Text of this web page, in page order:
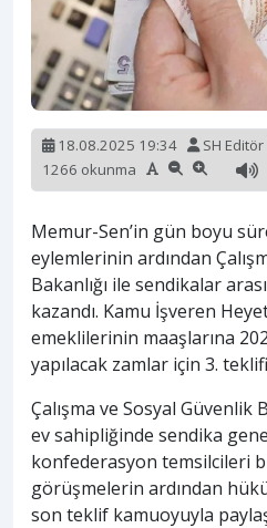
18.08.2025 19:34 SH Editör
1266 okunma
Memur-Sen’in gün boyu
eylemlerinin ardından
Bakanlığı ile sendikalar
kazandı. Kamu İşveren
emeklilerinin maaşlarına
yapılacak zamlar için 3.
Çalışma ve Sosyal Güvenlik
ev sahipliğinde sendika
konfederasyon temsilcileri
görüşmelerin ardından
son teklif kamuoyuyla